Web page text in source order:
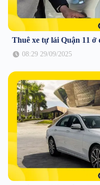
Thuê xe tự lái Quận 11 ở
08:29 29/09/2025